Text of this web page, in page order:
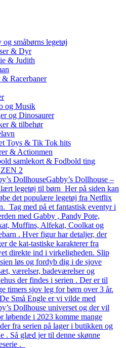
og småbørns legetøj
& Dyr
& Judith
Racerbaner
og Musik
og Dinosaurer
& tilbehør
Toys & Tik Tok hits
& Actionmen
samlekort & Fodbold ting
2
DollhouseGabby’s Dollhouse –
legetøj til børn Her på siden kan
det populære legetøj fra Netflix
Tag med på et fantastisk eventyr i
med Gabby , Pandy Pote,
Muffins, Alfekat, Coolkat og
. Hver figur har detaljer, der
de kat-tastiske karakterer fra
direkte ind i virkeligheden. Slip
løs og fordyb dig i de sjove
værelser, badeværelser og
der findes i serien . Der er til
timers sjov leg for børn over 3 år.
Små Engle er vi vilde med
Dollhouse universet og der vil
løbende i 2023 komme mange
fra serien på lager i butikken og
. Så glæd jer til denne skønne
.